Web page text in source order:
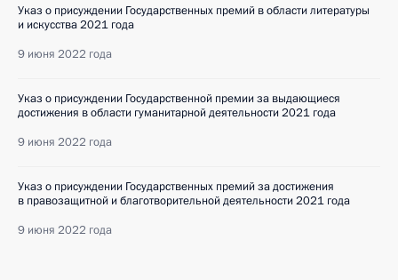
Указ о присуждении Государственных премий в области литературы
и искусства 2021 года
9 июня 2022 года
Указ о присуждении Государственной премии за выдающиеся
достижения в области гуманитарной деятельности 2021 года
9 июня 2022 года
Указ о присуждении Государственных премий за достижения
в правозащитной и благотворительной деятельности 2021 года
9 июня 2022 года